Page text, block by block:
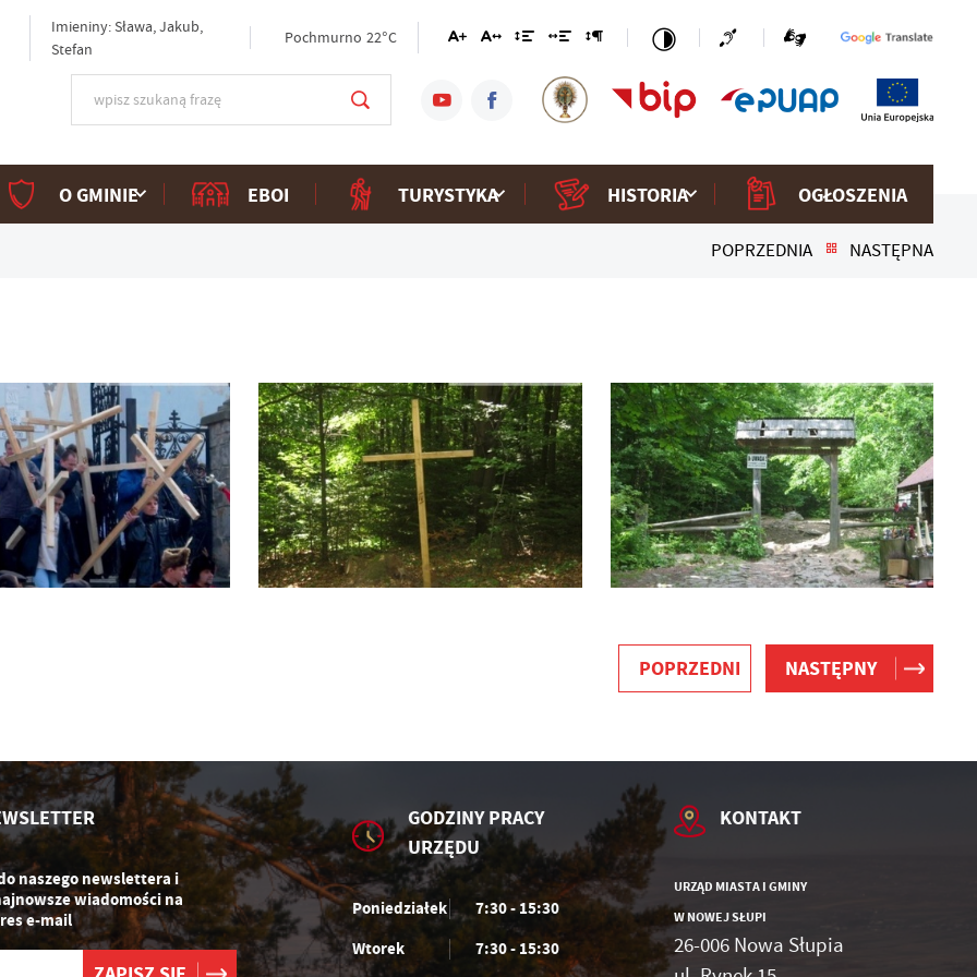
Imieniny: Sława, Jakub,
Stefan
Pochmurno 22°C
O GMINIE EBOI TURYSTYKA HISTORIA OGŁOSZENIA
POPRZEDNIA NASTĘPNA
POPRZEDNI NASTĘPNY
naszego newslettera i
wiadomości na
e-mail
GODZINY PRACY
URZĘDU
Poniedziałek
7:30 - 15:30
Wtorek
7:30 - 15:30
KONTAKT
URZĄD MIASTA I GMINY
W NOWEJ SŁUPI
26-006 Nowa Słupia
ustawień.
pliki cookies służą do prawidłowego funkcjonowania strony
i umożliwiają Ci komfortowe korzystanie z oferowanych przez nas
cookies odpowiadają na podejmowane przez Ciebie działania w celu m.in.
Twoich ustawień preferencji prywatności, logowania czy
formularzy. Dzięki plikom cookies strona, z której korzystasz, może